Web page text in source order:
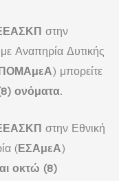
στην
Αναπηρία Δυτικής
) μπορείτε
ονόματα.
στην Εθνική
(ΕΣΑμεΑ)
οκτώ (8)